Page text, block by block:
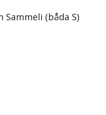
Sammeli (båda S)